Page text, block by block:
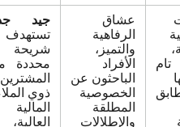
عشاق
الرفاهية
والتميز،
الأفراد
الباحثون عن
الخصوصية
المطلقة
والإطلالات
جيد جداً:
تستهدف
شريحة
محددة من
المشترين
ذوي الملاءة
المالية
العالية،